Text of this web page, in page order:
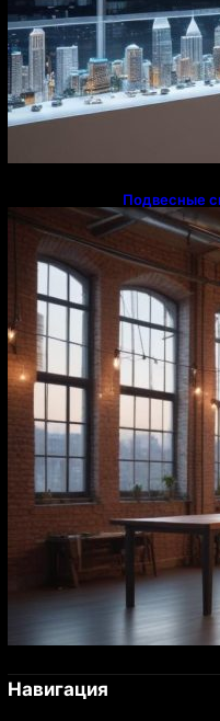
Подвесные
Навигация